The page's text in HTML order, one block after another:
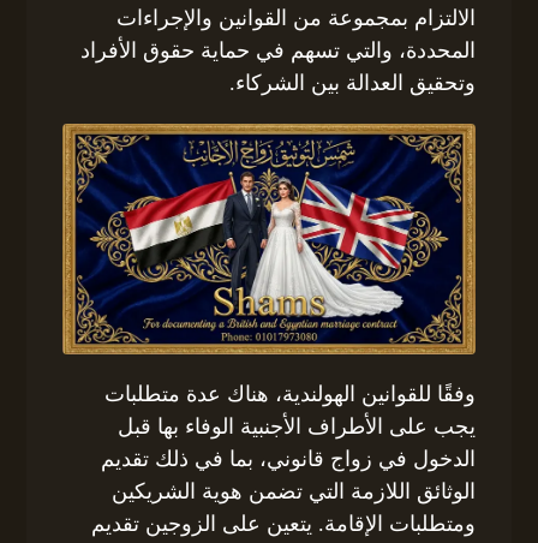
الالتزام بمجموعة من القوانين والإجراءات
المحددة، والتي تسهم في حماية حقوق الأفراد
وتحقيق العدالة بين الشركاء.
وفقًا للقوانين الهولندية، هناك عدة متطلبات
يجب على الأطراف الأجنبية الوفاء بها قبل
الدخول في زواج قانوني، بما في ذلك تقديم
الوثائق اللازمة التي تضمن هوية الشريكين
ومتطلبات الإقامة. يتعين على الزوجين تقديم